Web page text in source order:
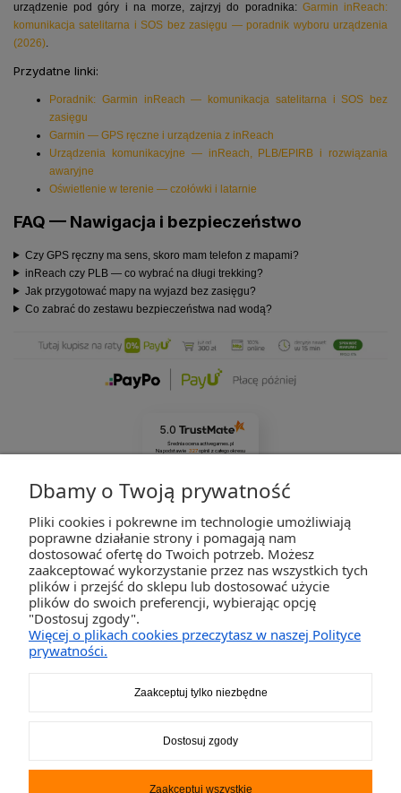
urządzenie pod góry i na morze, zajrzyj do poradnika: Garmin inReach:
komunikacja satelitarna i SOS bez zasięgu — poradnik wyboru urządzenia
(2026).
Przydatne linki:
Poradnik: Garmin inReach — komunikacja satelitarna i SOS bez
zasięgu
Garmin — GPS ręczne i urządzenia z inReach
Urządzenia komunikacyjne — inReach, PLB/EPIRB i rozwiązania
awaryjne
Oświetlenie w terenie — czołówki i latarnie
FAQ — Nawigacja i bezpieczeństwo
Czy GPS ręczny ma sens, skoro mam telefon z mapami?
inReach czy PLB — co wybrać na długi trekking?
Jak przygotować mapy na wyjazd bez zasięgu?
Co zabrać do zestawu bezpieczeństwa nad wodą?
5.0
Średnia ocena activegames.pl
Na podstawie 327opinii z całego okresu
ZAKUPY
POMOC
2K-Invest Sp. j. Ul. Św. Wojciecha 60, 41-922 Radzionków, śląskie NIP: 645-241-94-33
Dbamy o Twoją prywatność
Pliki cookies i pokrewne im technologie umożliwiają
poprawne działanie strony i pomagają nam
dostosować ofertę do Twoich potrzeb. Możesz
zaakceptować wykorzystanie przez nas wszystkich tych
plików i przejść do sklepu lub dostosować użycie
plików do swoich preferencji, wybierając opcję
"Dostosuj zgody".
Więcej o plikach cookies przeczytasz w naszej Polityce
prywatności.
Zaakceptuj tylko niezbędne
Dostosuj zgody
Zaakceptuj wszystkie